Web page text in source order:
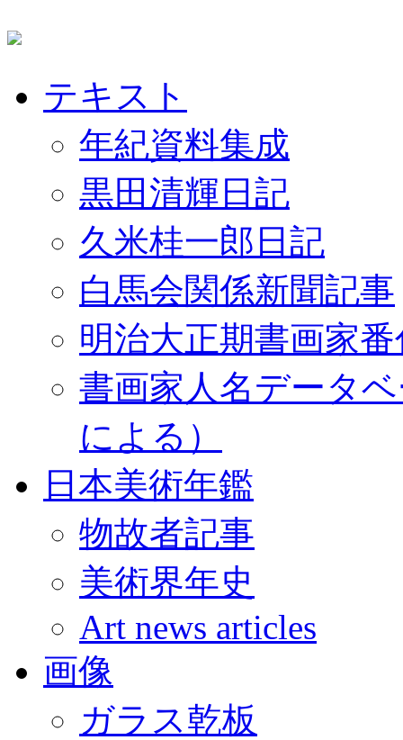
テキスト
年紀資料集成
黒田清輝日記
久米桂一郎日記
白馬会関係新聞記事
明治大正期書画家
書画家人名データ
による）
日本美術年鑑
物故者記事
美術界年史
Art news articles
画像
ガラス乾板